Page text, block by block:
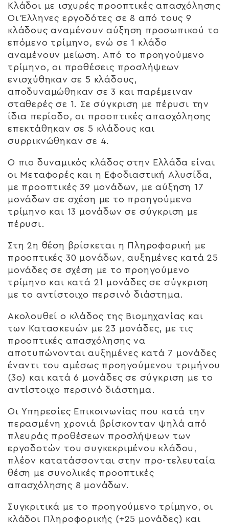
Κλάδοι με ισχυρές προοπτικές απασχόλησης
Οι Έλληνες εργοδότες σε 8 από τους 9
κλάδους αναμένουν αύξηση προσωπικού το
επόμενο τρίμηνο, ενώ σε 1 κλάδο
αναμένουν μείωση. Από το προηγούμενο
τρίμηνο, οι προθέσεις προσλήψεων
ενισχύθηκαν σε 5 κλάδους,
αποδυναμώθηκαν σε 3 και παρέμειναν
σταθερές σε 1. Σε σύγκριση με πέρυσι την
ίδια περίοδο, οι προοπτικές απασχόλησης
επεκτάθηκαν σε 5 κλάδους και
συρρικνώθηκαν σε 4.
Ο πιο δυναμικός κλάδος στην Ελλάδα είναι
οι Μεταφορές και η Εφοδιαστική Αλυσίδα,
με προοπτικές 39 μονάδων, με αύξηση 17
μονάδων σε σχέση με το προηγούμενο
τρίμηνο και 13 μονάδων σε σύγκριση με
πέρυσι.
Στη 2η θέση βρίσκεται η Πληροφορική με
προοπτικές 30 μονάδων, αυξημένες κατά 25
μονάδες σε σχέση με το προηγούμενο
τρίμηνο και κατά 21 μονάδες σε σύγκριση
με το αντίστοιχο περσινό διάστημα.
Ακολουθεί ο κλάδος της Βιομηχανίας και
των Κατασκευών με 23 μονάδες, με τις
προοπτικές απασχόλησης να
αποτυπώνονται αυξημένες κατά 7 μονάδες
έναντι του αμέσως προηγούμενου τριμήνου
(3ο) και κατά 6 μονάδες σε σύγκριση με το
αντίστοιχο περσινό διάστημα.
Οι Υπηρεσίες Επικοινωνίας που κατά την
περασμένη χρονιά βρίσκονταν ψηλά από
πλευράς προθέσεων προσλήψεων των
εργοδοτών του συγκεκριμένου κλάδου,
πλέον κατατάσσονται στην προ-τελευταία
θέση με συνολικές προοπτικές
απασχόλησης 8 μονάδων.
Συγκριτικά με το προηγούμενο τρίμηνο, οι
κλάδοι Πληροφορικής (+25 μονάδες) και